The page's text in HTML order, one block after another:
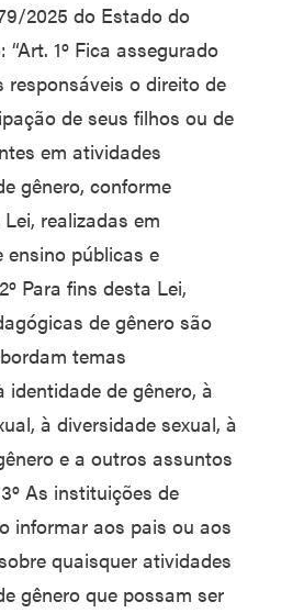
2025 do Estado do
1º Fica assegurado
responsáveis o direito de
de seus filhos ou de
em atividades
gênero, conforme
realizadas em
ensino públicas e
Para fins desta Lei,
de gênero são
temas
identidade de gênero, à
à diversidade sexual, à
e a outros assuntos
As instituições de
informar aos pais ou aos
quaisquer atividades
gênero que possam ser